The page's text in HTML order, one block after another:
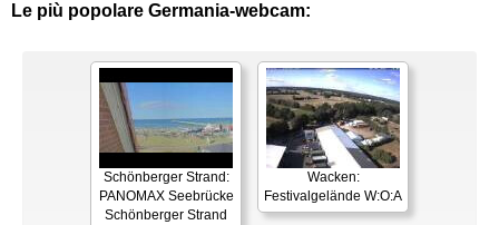
Le più popolare Germania-webcam:
Schönberger Strand:
PANOMAX Seebrücke
Schönberger Strand
Wacken:
Festivalgelände W:O:A